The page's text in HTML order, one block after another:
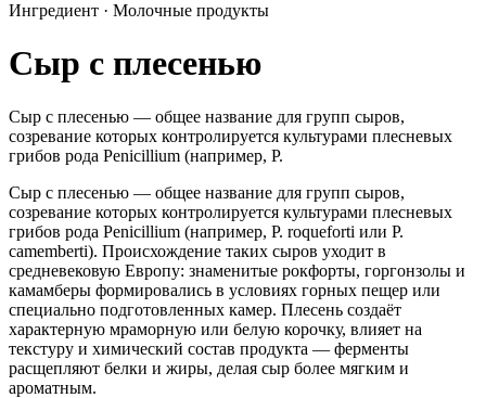
Ингредиент · Молочные продукты
Сыр с плесенью
Сыр с плесенью — общее название для групп сыров,
созревание которых контролируется культурами плесневых
грибов рода Penicillium (например, P.
Сыр с плесенью — общее название для групп сыров,
созревание которых контролируется культурами плесневых
грибов рода Penicillium (например, P. roqueforti или P.
camemberti). Происхождение таких сыров уходит в
средневековую Европу: знаменитые рокфорты, горгонзолы и
камамберы формировались в условиях горных пещер или
специально подготовленных камер. Плесень создаёт
характерную мраморную или белую корочку, влияет на
текстуру и химический состав продукта — ферменты
расщепляют белки и жиры, делая сыр более мягким и
ароматным.